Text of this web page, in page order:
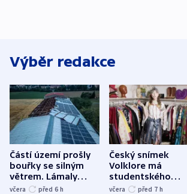
Výběr redakce
Částí území prošly
bouřky se silným
větrem. Lámaly
stromy a poničily
včera před 6 h
Český snímek
Volklore má
studentského
Oscara, zabojuje o
včera před 7 h